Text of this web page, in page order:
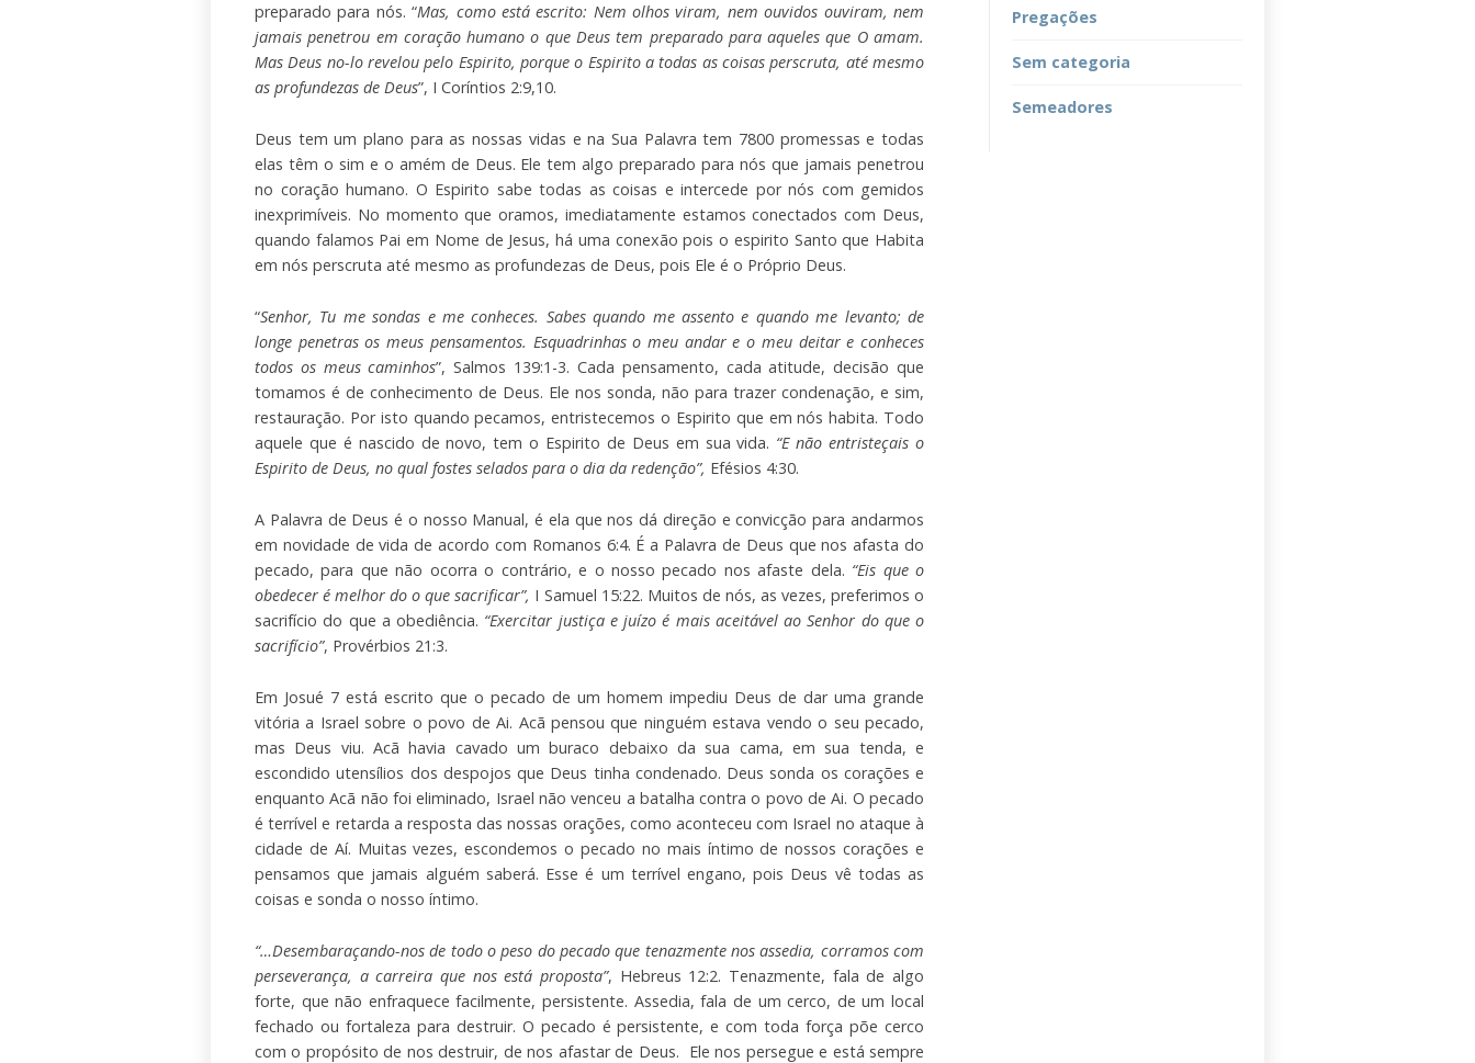
preparado para nós. “Mas, como está escrito: Nem olhos viram, nem ouvidos ouviram, nem
jamais penetrou em coração humano o que Deus tem preparado para aqueles que O amam.
Mas Deus no-lo revelou pelo Espirito, porque o Espirito a todas as coisas perscruta, até mesmo
as profundezas de Deus”, I Coríntios 2:9,10.
Deus tem um plano para as nossas vidas e na Sua Palavra tem 7800 promessas e todas
elas têm o sim e o amém de Deus. Ele tem algo preparado para nós que jamais penetrou
no coração humano. O Espirito sabe todas as coisas e intercede por nós com gemidos
inexprimíveis. No momento que oramos, imediatamente estamos conectados com Deus,
quando falamos Pai em Nome de Jesus, há uma conexão pois o espirito Santo que Habita
em nós perscruta até mesmo as profundezas de Deus, pois Ele é o Próprio Deus.
“Senhor, Tu me sondas e me conheces. Sabes quando me assento e quando me levanto; de
longe penetras os meus pensamentos. Esquadrinhas o meu andar e o meu deitar e conheces
todos os meus caminhos”, Salmos 139:1-3. Cada pensamento, cada atitude, decisão que
tomamos é de conhecimento de Deus. Ele nos sonda, não para trazer condenação, e sim,
restauração. Por isto quando pecamos, entristecemos o Espirito que em nós habita. Todo
aquele que é nascido de novo, tem o Espirito de Deus em sua vida. “E não entristeçais o
Espirito de Deus, no qual fostes selados para o dia da redenção”, Efésios 4:30.
A Palavra de Deus é o nosso Manual, é ela que nos dá direção e convicção para andarmos
em novidade de vida de acordo com Romanos 6:4. É a Palavra de Deus que nos afasta do
pecado, para que não ocorra o contrário, e o nosso pecado nos afaste dela. “Eis que o
obedecer é melhor do o que sacrificar”, I Samuel 15:22. Muitos de nós, as vezes, preferimos o
sacrifício do que a obediência. “Exercitar justiça e juízo é mais aceitável ao Senhor do que o
sacrifício”, Provérbios 21:3.
Em Josué 7 está escrito que o pecado de um homem impediu Deus de dar uma grande
vitória a Israel sobre o povo de Ai. Acã pensou que ninguém estava vendo o seu pecado,
mas Deus viu. Acã havia cavado um buraco debaixo da sua cama, em sua tenda, e
escondido utensílios dos despojos que Deus tinha condenado. Deus sonda os corações e
enquanto Acã não foi eliminado, Israel não venceu a batalha contra o povo de Ai. O pecado
é terrível e retarda a resposta das nossas orações, como aconteceu com Israel no ataque à
cidade de Aí. Muitas vezes, escondemos o pecado no mais íntimo de nossos corações e
pensamos que jamais alguém saberá. Esse é um terrível engano, pois Deus vê todas as
coisas e sonda o nosso íntimo.
“…Desembaraçando-nos de todo o peso do pecado que tenazmente nos assedia, corramos com
perseverança, a carreira que nos está proposta”, Hebreus 12:2. Tenazmente, fala de algo
forte, que não enfraquece facilmente, persistente. Assedia, fala de um cerco, de um local
fechado ou fortaleza para destruir. O pecado é persistente, e com toda força põe cerco
com o propósito de nos destruir, de nos afastar de Deus. Ele nos persegue e está sempre
Pregações
Sem categoria
Semeadores